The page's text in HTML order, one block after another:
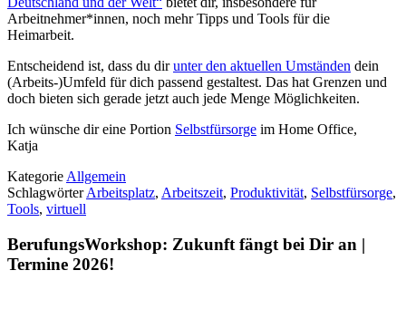
Arbeitnehmer*innen, noch mehr Tipps und Tools für die
Heimarbeit.
Entscheidend ist, dass du dirunter den aktuellen Umständen dein
(Arbeits-)Umfeld für dich passend gestaltest. Das hat Grenzen und
doch bieten sich gerade jetzt auch jede Menge Möglichkeiten.
Ich wünsche dir eine Portion Selbstfürsorge im Home Office,
Katja
KategorieAllgemein
SchlagwörterArbeitsplatz, Arbeitszeit, Produktivität, Selbstfürsorge,
Tools, virtuell
BerufungsWorkshop: Zukunft fängt bei Dir an |
Termine 2026!